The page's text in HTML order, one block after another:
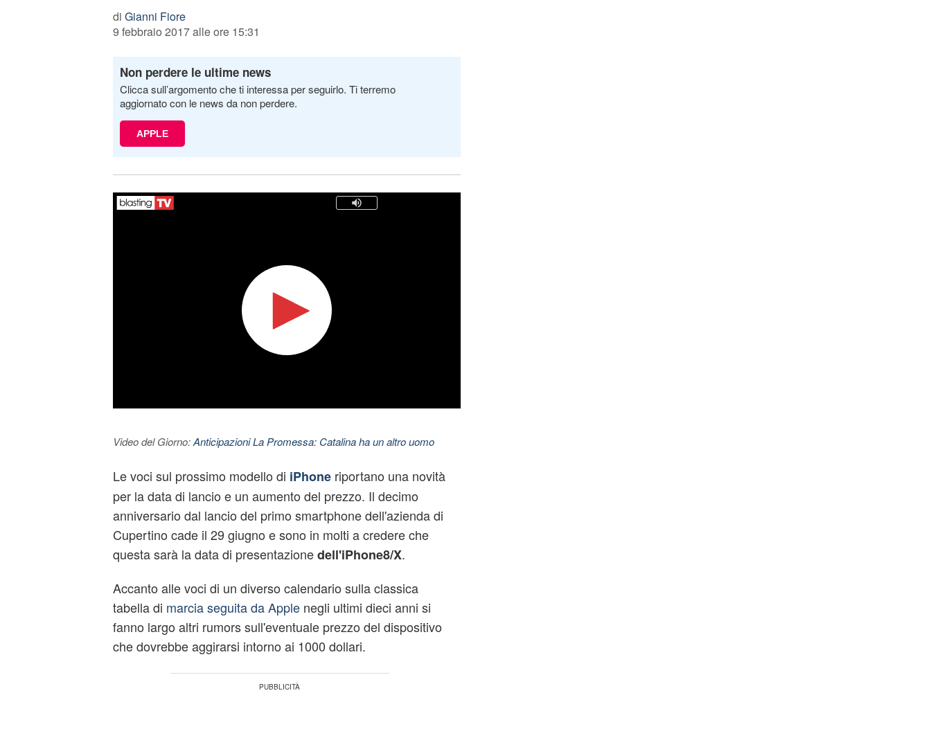
di Gianni Fiore
9 febbraio 2017 alle ore 15:31
Non perdere le ultime news
Clicca sull’argomento che ti interessa per seguirlo. Ti terremo
aggiornato con le news da non perdere.
APPLE
Video del Giorno:Anticipazioni La Promessa: Catalina ha un altro uomo
Le voci sul prossimo modello di iPhoneriportano una novità
per la data di lancio e un aumento del prezzo. Il decimo
anniversario dal lancio del primo smartphone dell'azienda di
Cupertino cade il 29 giugno e sono in molti a credere che
questa sarà la data di presentazionedell'iPhone8/X.
Accanto alle voci di un diverso calendario sulla classica
tabella di marcia seguita da Applenegli ultimi dieci anni si
fanno largo altri rumors sull'eventuale prezzo del dispositivo
che dovrebbe aggirarsi intorno ai 1000 dollari.